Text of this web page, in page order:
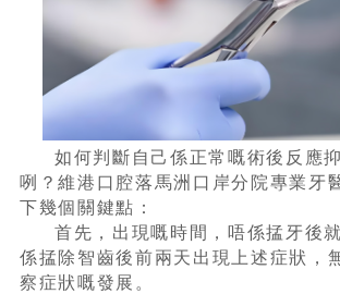
如何判斷自己係正常嘅術後反應
咧？維港口腔落馬洲口岸分院專業牙
下幾個關鍵點：
首先，出現嘅時間，唔係掹牙後
係掹除智齒後前兩天出現上述症狀，
察症狀嘅發展。